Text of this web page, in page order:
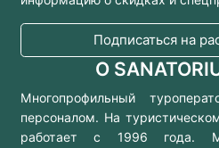
Подписаться на
О
Многопрофильный
персоналом. На
работает с 1996 года.